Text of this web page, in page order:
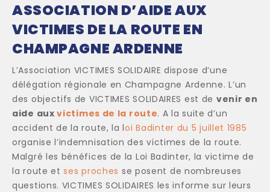
ASSOCIATION D’AIDE AUX
VICTIMES DE LA ROUTE EN
CHAMPAGNE ARDENNE
L’Association VICTIMES SOLIDAIRE dispose d’une
délégation régionale en Champagne Ardenne. L’un
des objectifs de VICTIMES SOLIDAIRES est de venir en
aide auxvictimes de la route. A la suite d’un
accident de la route, la loi Badinter du 5 juillet 1985
organise l’indemnisation des victimes de la route.
Malgré les bénéfices de la Loi Badinter, la victime de
la route etses proches se posent de nombreuses
questions. VICTIMES SOLIDAIRES les informe sur leurs